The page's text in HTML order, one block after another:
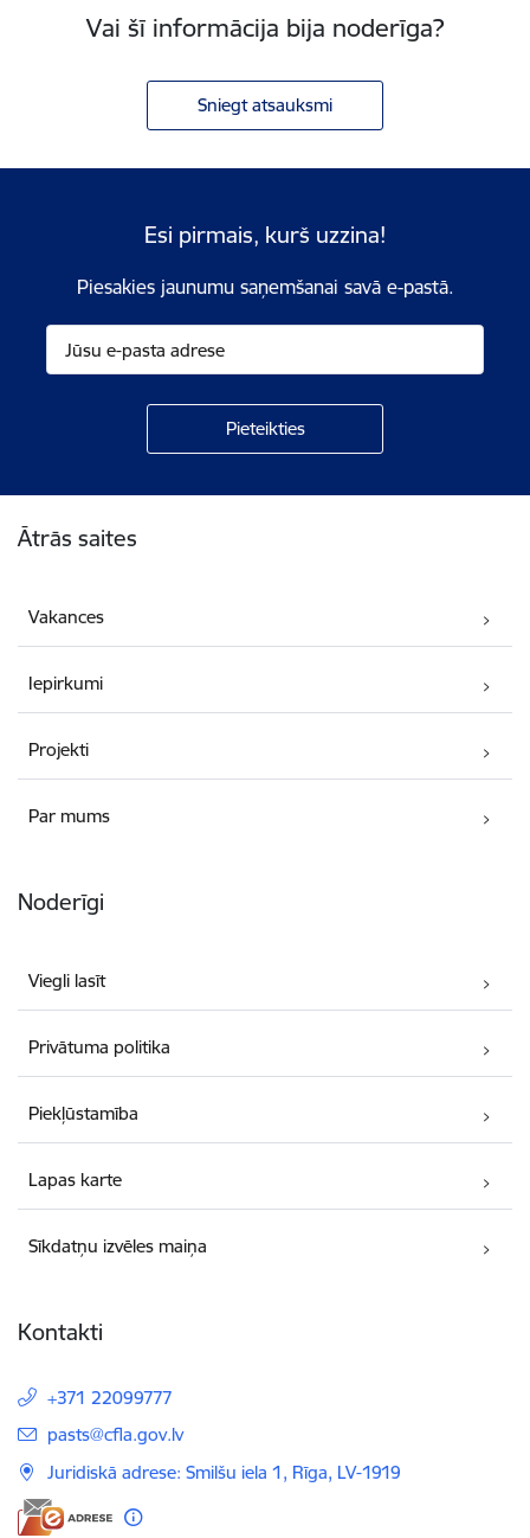
Vai šī informācija bija noderīga?
Sniegt atsauksmi
Esi pirmais, kurš uzzina!
Piesakies jaunumu saņemšanai savā e-pastā.
Ātrās saites
Vakances
Iepirkumi
Projekti
Par mums
Noderīgi
Viegli lasīt
Privātuma politika
Piekļūstamība
Lapas karte
Sīkdatņu izvēles maiņa
Kontakti
+371 22099777
E-pasts:
pasts@cfla.gov.lv
Juridiskā adrese: Smilšu iela 1, Rīga, LV-1919